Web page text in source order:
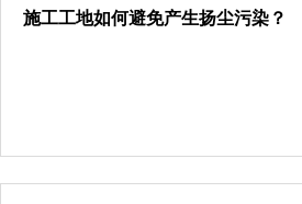
施工工地如何避免产生扬尘污染？